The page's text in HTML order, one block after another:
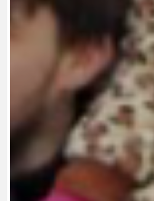
HODKOVSKÁ ULICE
IDEAL LUX